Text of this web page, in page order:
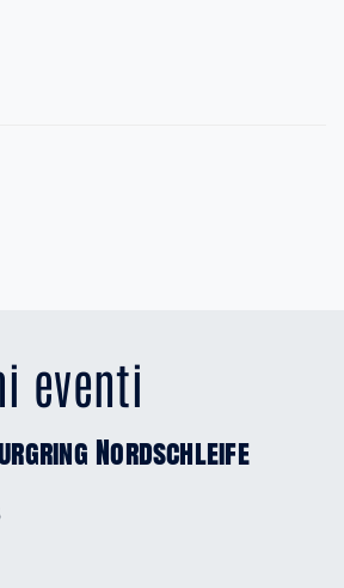
eventi
Nordschleife